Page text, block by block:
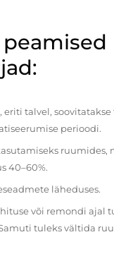
talvel,
perioodi.
ruumides,
40–60%.
läheduses.
või remondi ajal
tuleks vältida